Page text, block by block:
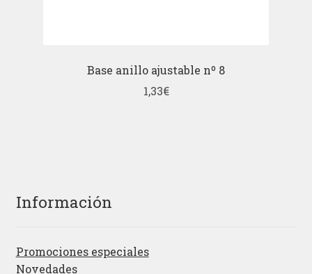
Base anillo ajustable nº 8
1,33€
Información
Promociones especiales
Novedades